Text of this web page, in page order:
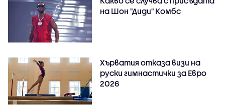
на Шон "Диди" Комбс
Хърватия отказа визи на
руски гимнастички за Евро
2026